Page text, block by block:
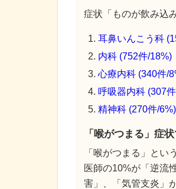
症状「ものが飲み込
耳鼻いんこう科
内科 (752件/18%)
心療内科 (340件/
呼吸器内科 (307
精神科 (270件/6%)
「喉がつまる」症
「喉がつまる」とい
医師の10%が「逆流
害」、「気管支炎」